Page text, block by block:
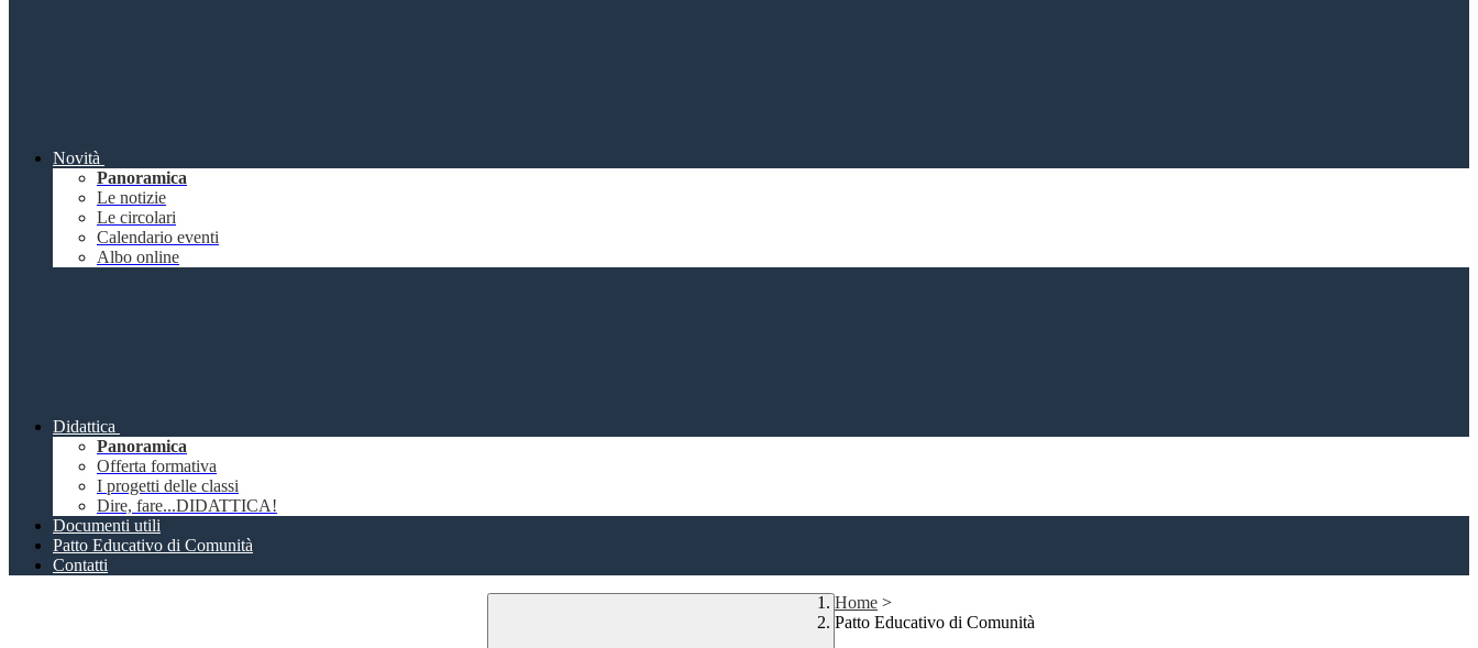
Novità
Panoramica
Le notizie
Le circolari
Calendario eventi
Albo online
Didattica
Panoramica
Offerta formativa
I progetti delle classi
Dire, fare...DIDATTICA!
Documenti utili
Patto Educativo di Comunità
Contatti
Home >
Patto Educativo di Comunità